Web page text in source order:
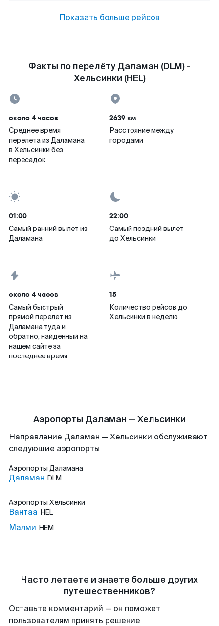
Показать больше рейсов
Факты по перелёту Даламан (DLM) -
Хельсинки (HEL)
около 4 часов
Среднее время
перелета из Даламана
в Хельсинки без
пересадок
2639 км
Расстояние между
городами
01:00
Самый ранний вылет из
Даламана
22:00
Самый поздний вылет
до Хельсинки
около 4 часов
Самый быстрый
прямой перелет из
Даламана туда и
обратно, найденный на
нашем сайте за
последнее время
15
Количество рейсов до
Хельсинки в неделю
Аэропорты Даламан — Хельсинки
Направление Даламан — Хельсинки обслуживают
следующие аэропорты
Аэропорты Даламана
Даламан DLM
Аэропорты Хельсинки
Вантаа HEL
Малми HEM
Часто летаете и знаете больше других
путешественников?
Оставьте комментарий — он поможет
пользователям принять решение